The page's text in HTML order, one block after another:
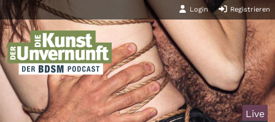
Login Registrieren
Live